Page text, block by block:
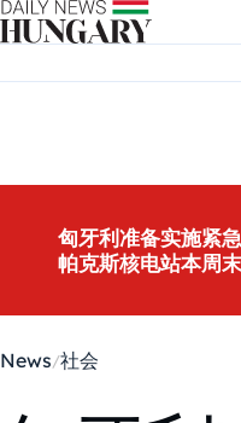
Skip to content
匈牙利准备实施紧
帕克斯核电站本周
News 社会